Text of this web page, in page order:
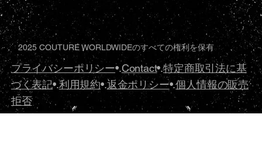
プライバシーポリシー•.Contact•.特定商取引法に基
づく表記•.利用規約•.返金ポリシー•.個人情報の販売
拒否
2025 COUTURE WORLDWIDEのすべての権利を保有